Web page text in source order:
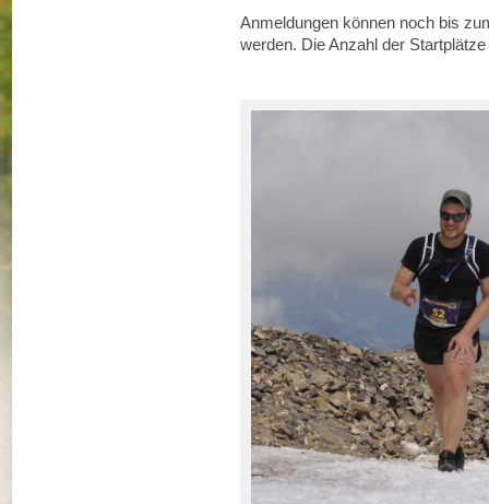
Anmeldungen können noch bis
werden. Die Anzahl der